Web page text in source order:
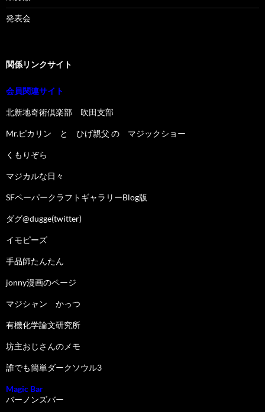
発表会
関係リンクサイト
会員関連サイト
北新地奇術倶楽部 吹田支部
Mr.ピカリン と ひげ親父 の マジックショー
くもりぞら
マジカルな日々
SFペーパークラフトギャラリーBlog版
ダグ@dugge(twitter)
イモピーズ
手品師たんたん
jonny漫画のページ
マジシャン かっつ
有機化学論文研究所
坊主おじさんのメモ
誰でも簡単ダークソウル3
Magic Bar
バーノンズバー